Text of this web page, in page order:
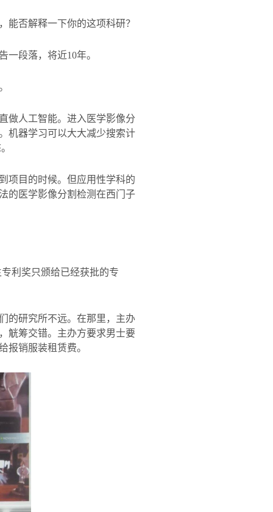
否解释一下你的这项科研？
一段落，将近10年。
做人工智能。进入医学影像分
机器学习可以大大减少搜索计
项目的时候。但应用性学科的
的医学影像分割检测在西门子
利奖只颁给已经获批的专
的研究所不远。在那里，主办
觥筹交错。主办方要求男士要
报销服装租赁费。